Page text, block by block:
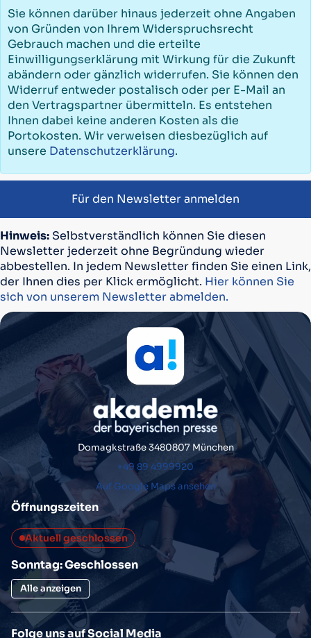
Sie können darüber hinaus jederzeit ohne Angaben
von Gründen von Ihrem Widerspruchsrecht
Gebrauch machen und die erteilte
Einwilligungserklärung mit Wirkung für die Zukunft
abändern oder gänzlich widerrufen. Sie können den
Widerruf entweder postalisch oder per E-Mail an
den Vertragspartner übermitteln. Es entstehen
Ihnen dabei keine anderen Kosten als die
Portokosten. Wir verweisen diesbezüglich auf
unsere Datenschutzerklärung.
Für den Newsletter anmelden
Hinweis: Selbstverständlich können Sie diesen
Newsletter jederzeit ohne Begründung wieder
abbestellen. In jedem Newsletter finden Sie einen Link,
der Ihnen dies per Klick ermöglicht. Hier können Sie
sich von unserem Newsletter abmelden.
Öffnungszeiten
Aktuell geschlossen
Sonntag: Geschlossen
Alle anzeigen
Folge uns auf Social Media
Domagkstraße 3480807 München
+49 89 4999920
Auf Google Maps ansehen